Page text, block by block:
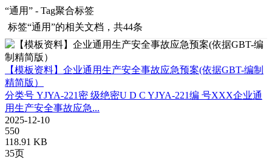
“通用” - Tag聚合标签
标签“通用”的相关文档，共44条
【模板资料】企业通用生产安全事故应急预案(依据GBT-编制
精简版）
分类号 YJYA-221密 级绝密U D C YJYA-221编 号XXX企业通
用生产安全事故应急...
2025-12-10
550
118.91 KB
35页